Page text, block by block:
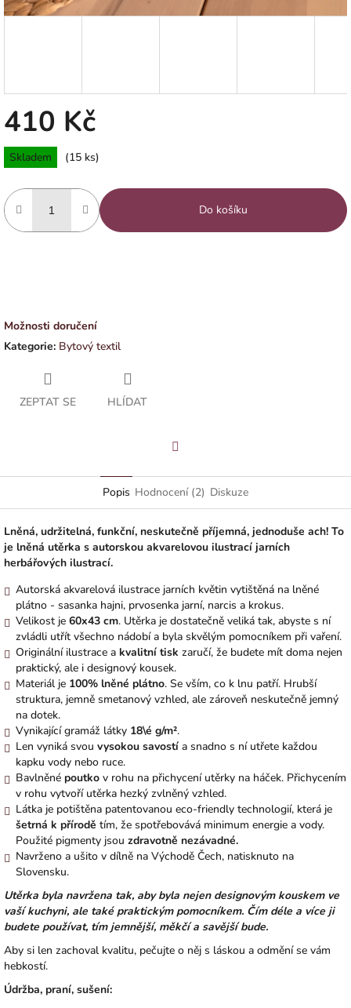
410 Kč
Měrná
cena:
Skladem (15 ks)
Do košíku
Možnosti doručení
Kategorie: Bytový textil
ZEPTAT SE HLÍDAT
Popis Hodnocení (2) Diskuze
Lněná, udržitelná, funkční, neskutečně příjemná, jednoduše ach! To
je lněná utěrka s autorskou akvarelovou ilustrací jarních
herbářových ilustrací.
Autorská akvarelová ilustrace jarních květin vytištěná na lněné
plátno - sasanka hajni, prvosenka jarní, narcis a krokus.
Velikost je 60x43 cm. Utěrka je dostatečně veliká tak, abyste s ní
zvládli utřít všechno nádobí a byla skvělým pomocníkem při vaření.
Originální ilustrace a kvalitní tisk zaručí, že budete mít doma nejen
praktický, ale i designový kousek.
Materiál je 100% lněné plátno. Se vším, co k lnu patří. Hrubší
struktura, jemně smetanový vzhled, ale zároveň neskutečně jemný
na dotek.
Vynikající gramáž látky 18\é g/m².
Len vyniká svou vysokou savostí a snadno s ní utřete každou
kapku vody nebo ruce.
Bavlněné poutko v rohu na přichycení utěrky na háček. Přichycením
v rohu vytvoří utěrka hezký zvlněný vzhled.
Látka je potištěna patentovanou eco-friendly technologií, která je
šetrná k přírodě tím, že spotřebovává minimum energie a vody.
Použité pigmenty jsou zdravotně nezávadné.
Navrženo a ušito v dílně na Východě Čech, natisknuto na
Slovensku.
Utěrka byla navržena tak, aby byla nejen designovým kouskem ve
vaší kuchyni, ale také praktickým pomocníkem. Čím déle a více ji
budete používat, tím jemnější, měkčí a savější bude.
Aby si len zachoval kvalitu, pečujte o něj s láskou a odmění se vám
hebkostí.
Údržba, praní, sušení: